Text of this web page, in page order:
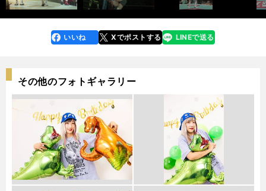
faceboo
k
いいね Xでポストする
line LINEで送る
その他のフォトギャラリー